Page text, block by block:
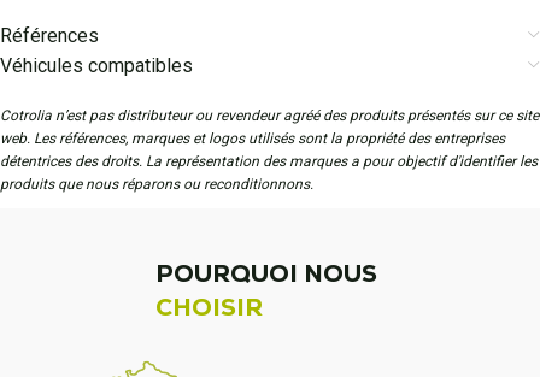
Références
Véhicules compatibles
Cotrolia n’est pas distributeur ou revendeur agréé des produits présentés sur ce site
web. Les références, marques et logos utilisés sont la propriété des entreprises
détentrices des droits. La représentation des marques a pour objectif d'identifier les
produits que nous réparons ou reconditionnons.
POURQUOI NOUS
CHOISIR